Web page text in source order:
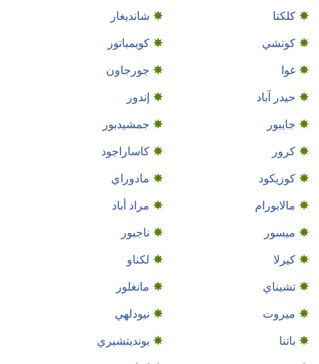
كلكتا
شانديغار
كوتشي
كويمباتور
غوا
جورجاون
حيدر آباد
إندور
جايبور
جمشيدبور
كرور
كاساراجود
كوزيكود
مادوراي
مالابورام
مراد أباد
ميسور
ناجبور
كيرلا
لكناو
تشيناي
مانغلور
ميروت
نيودلهي
باتنا
بونديتشيري